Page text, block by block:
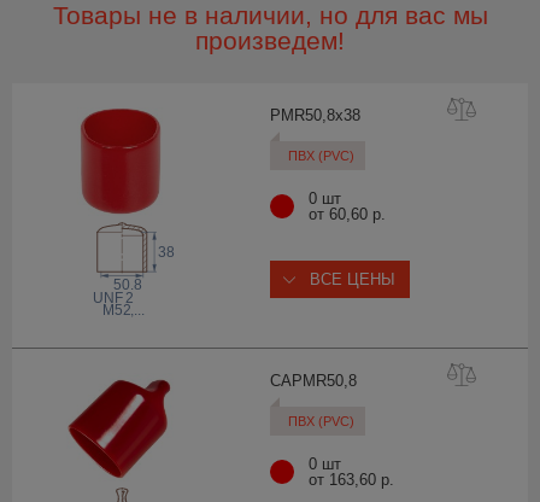
Товары не в наличии, но для вас мы
произведем!
PMR50,8x38
ПВХ (PVC)
50.8
38
,...
M52
UNF 2
0 шт
от 60,60 р.
ВСЕ ЦЕНЫ
CAPMR50,8
ПВХ (PVC)
0 шт
от 163,60 р.